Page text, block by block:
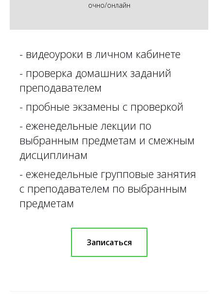
очно/онлайн
- видеоуроки в личном кабинете
- проверка домашних заданий
преподавателем
- пробные экзамены с проверкой
- еженедельные лекции по
выбранным предметам и смежным
дисциплинам
- еженедельные групповые занятия
с преподавателем по выбранным
предметам
Записаться